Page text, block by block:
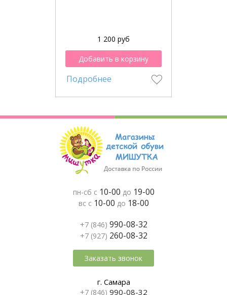
1 200 руб
Добавить в корзину
Подробнее
пн-сб с 10-00 до 19-00
вс с 10-00 до 18-00
+7 (846) 990-08-32
+7 (927) 260-08-32
Заказать звонок
г. Самара
+7 (846) 990-08-32